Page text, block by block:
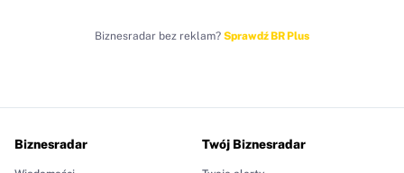
Biznesradar bez reklam? Sprawdź BR Plus
Biznesradar Twój Biznesradar